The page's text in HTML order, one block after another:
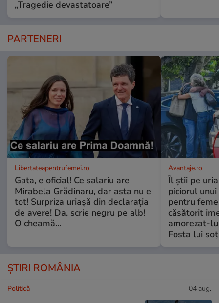
„Tragedie devastatoare”
PARTENERI
Libertateapentrufemei.ro
Gata, e oficial! Ce salariu are
Mirabela Grădinaru, dar asta nu e
tot! Surpriza uriașă din declarația
de avere! Da, scrie negru pe alb!
O cheamă…
Avantaje.ro
Îl știi pe
piciorul
pentru
căsătorit
amorezat-
Fosta lui
ȘTIRI ROMÂNIA
Politică 04 aug.